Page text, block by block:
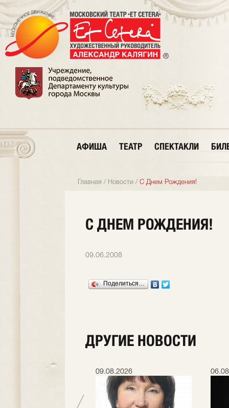
АФИША ТЕАТР СПЕКТАКЛИ
Главная / Новости / С Днем Рождения!
С ДНЕМ РОЖДЕНИЯ!
09.06.2008
Поделиться…
ДРУГИЕ НОВОСТИ
09.08.2026